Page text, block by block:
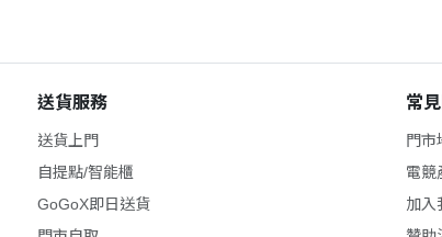
送貨服務
送貨上門
自提點/智能櫃
GoGoX即日送貨
常
門市
電競
加入